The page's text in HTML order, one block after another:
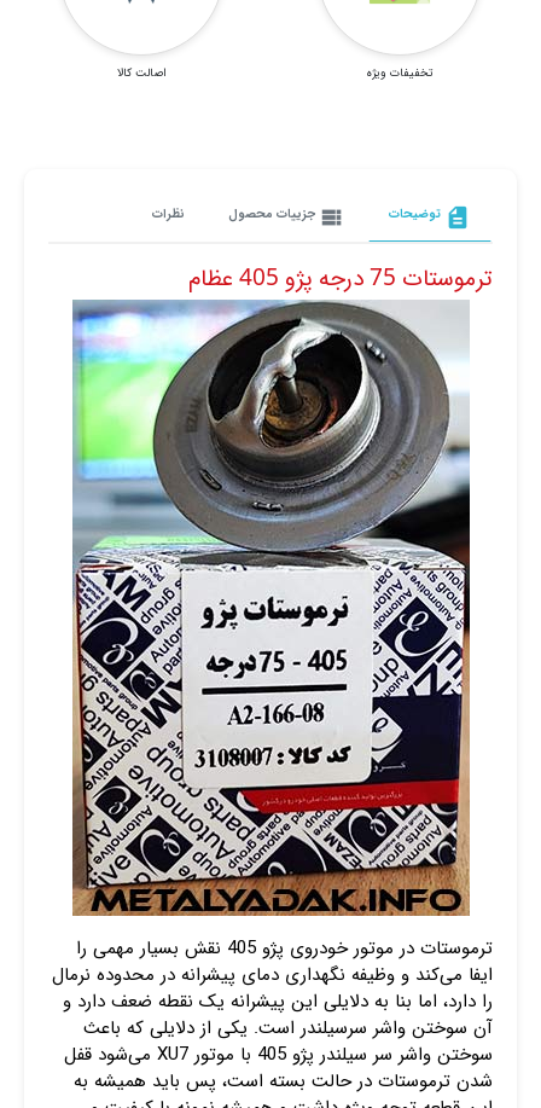
تخفیفات ویژه اصالت کالا
description توضیحات view_list جزییات محصول نظرات
ترموستات 75 درجه پژو 405 عظام
ترموستات در موتور خودروی پژو 405 نقش بسیار مهمی را
ایفا می‌کند و وظیفه نگهداری دمای پیشرانه در محدوده نرمال
را دارد، اما بنا به دلایلی این پیشرانه یک نقطه ضعف دارد و
آن سوختن واشر سرسیلندر است. یکی از دلایلی که باعث
سوختن واشر سر سیلندر پژو 405 با موتور XU7 می‌شود قفل
شدن ترموستات در حالت بسته است، پس باید همیشه به